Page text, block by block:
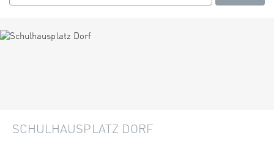
SCHULHAUSPLATZ DORF